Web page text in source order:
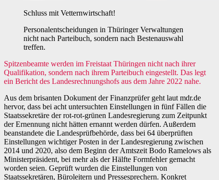
Schluss mit Vetternwirtschaft!
Personalentscheidungen in Thüringer Verwaltungen
nicht nach Parteibuch, sondern nach Bestenauswahl
treffen.
Spitzenbeamte werden im Freistaat Thüringen nicht nach ihrer
Qualifikation, sondern nach ihrem Parteibuch eingestellt. Das legt
ein Bericht des Landesrechnungshofs aus dem Jahre 2022 nahe.
Aus dem brisanten Dokument der Finanzprüfer geht laut mdr.de
hervor, dass bei acht untersuchten Einstellungen in fünf Fällen die
Staatssekretäre der rot-rot-grünen Landesregierung zum Zeitpunkt
der Ernennung nicht hätten ernannt werden dürfen. Außerdem
beanstandete die Landesprüfbehörde, dass bei 64 überprüften
Einstellungen wichtiger Posten in der Landesregierung zwischen
2014 und 2020, also dem Beginn der Amtszeit Bodo Ramelows als
Ministerpräsident, bei mehr als der Hälfte Formfehler gemacht
worden seien. Geprüft wurden die Einstellungen von
Staatssekretären, Büroleitern und Pressesprechern. Konkret